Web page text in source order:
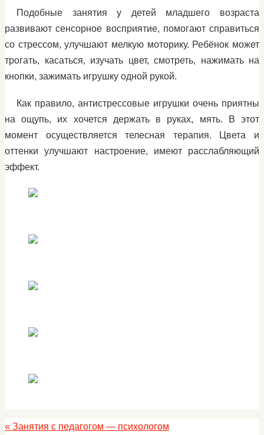
Подобные занятия у детей младшего возраста
развивают сенсорное восприятие, помогают справиться
со стрессом, улучшают мелкую моторику. Ребёнок может
трогать, касаться, изучать цвет, смотреть, нажимать на
кнопки, зажимать игрушку одной рукой.
Как правило, антистрессовые игрушки очень приятны
на ощупь, их хочется держать в руках, мять. В этот
момент осуществляется телесная терапия. Цвета и
оттенки улучшают настроение, имеют расслабляющий
эффект.
« Занятия с педагогом — психологом